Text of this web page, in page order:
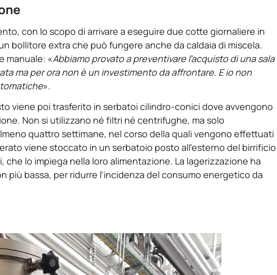
con lo scopo di arrivare a eseguire due cotte giornaliere in
bollitore extra che può fungere anche da caldaia di miscela.
manuale: «Abbiamo provato a preventivare l’acquisto di una sala
ma per ora non è un investimento da affrontare. E io non
».
viene poi trasferito in serbatoi cilindro-conici dove avvengono
Non si utilizzano né filtri né centrifughe, ma solo
quattro settimane, nel corso della quali vengono effettuati
viene stoccato in un serbatoio posto all’esterno del birrificio
che lo impiega nella loro alimentazione. La lagerizzazione ha
più bassa, per ridurre l’incidenza del consumo energetico da